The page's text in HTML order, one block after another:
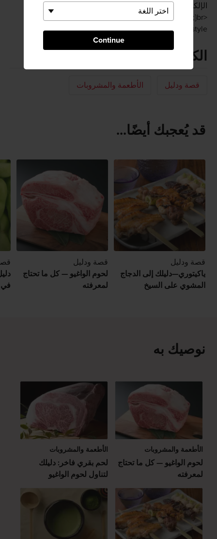
Continue
الإلكتروني الرسمي
<style type="text/css"><!--td {border: 1px solid #ccc;}br
{mso-data-placement:same-cell;}--> </style>
الكلمات المفتاحية
قصة ودليل الأطعمة والمشروبات
قد يُعجبك أيضًا...
في
قصة ودليل
لحوم الواغيو — كل ما تحتاج
لمعرفته
قصة ودليل
ياكيتوري—دليلك إلى الدجاج
المشوي على السيخ
نوصيك به
الأطعمة والمشروبات
لحوم الواغيو — كل ما تحتاج
لمعرفته
الأطعمة والمشروبات
لحم بقري فاخر: دليلك
لتناول لحوم الواغيو